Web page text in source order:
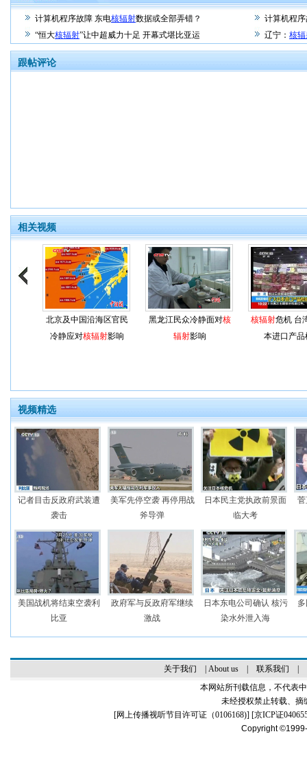
计算机程序故障 东电核辐射数据或全部弄错？
计算机程
“恒大核辐射”让中超威力十足 开幕式堪比亚运 辽宁： 核
跟帖评论
相关视频
北京及中国沿海区官民
冷静应对核辐射影响
黑龙江民众冷静面对核
辐射影响
核辐射危机 台
本进口产品
视频精选
记者目击反政府武装遭
袭击
美军先停空袭 再停用战
斧导弹
日本民主党执政前景面
临大考
美国战机将结束空袭利
比亚
政府军与反政府军继续
激战
日本东电公司确认 核污
染水外泄入海
关于我们 About us| 联系我们
本网站所刊载信息，不代表
未经授权禁止转载、摘
[网上传播视听节目许可证（0106168)] [京ICP证
Copyright